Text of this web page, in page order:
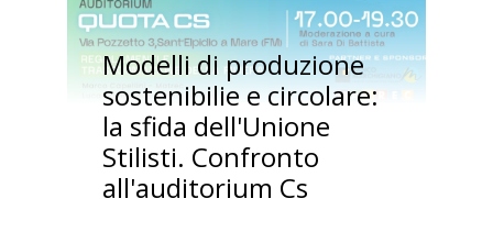
Modelli di produzione
sostenibilie e circolare:
la sfida dell'Unione
Stilisti. Confronto
all'auditorium Cs